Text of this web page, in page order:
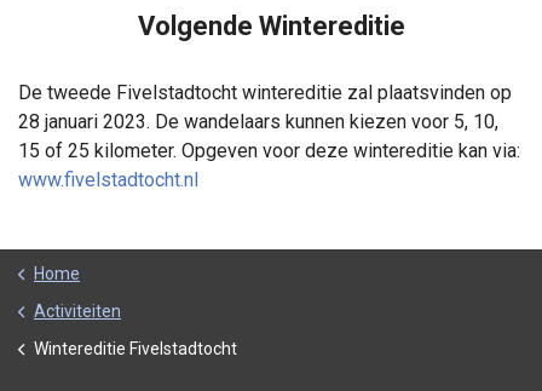
Volgende Wintereditie
De tweede Fivelstadtocht wintereditie zal plaatsvinden op
28 januari 2023. De wandelaars kunnen kiezen voor 5, 10,
15 of 25 kilometer. Opgeven voor deze wintereditie kan via:
www.fivelstadtocht.nl
Home
Activiteiten
Wintereditie Fivelstadtocht